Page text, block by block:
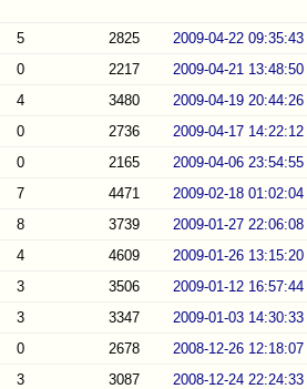
5 2825 2009-04-22 09:35:43
0 2217 2009-04-21 13:48:50
4 3480 2009-04-19 20:44:26
0 2736 2009-04-17 14:22:12
0 2165 2009-04-06 23:54:55
7 4471 2009-02-18 01:02:04
8 3739 2009-01-27 22:06:08
4 4609 2009-01-26 13:15:20
3 3506 2009-01-12 16:57:44
3 3347 2009-01-03 14:30:33
0 2678 2008-12-26 12:18:07
3 3087 2008-12-24 22:24:33